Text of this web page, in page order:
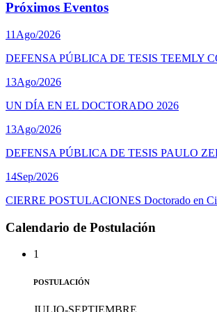
Próximos Eventos
11 Ago/2026
DEFENSA PÚBLICA DE TESIS TEEMLY
13Ago/2026
UN DÍA EN EL DOCTORADO 2026
13Ago/2026
DEFENSA PÚBLICA DE TESIS PAULO
14Sep/2026
CIERRE POSTULACIONES Doctorado en
Calendario de Postulación
1
POSTULACIÓN